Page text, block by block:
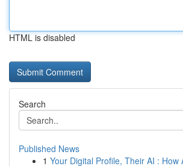
HTML is disabled
Search
Published News
1 Your Digital Profile, Their AI : How